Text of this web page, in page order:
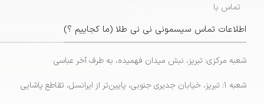
تماس با
اطلاعات تماس سیسمونی نی نی طلا (ما کجاییم ؟)
شعبه مرکزی: تبریز، نبش میدان فهمیده، به طرف آخر عباسی
شعبه 1: تبریز، خیابان جدیری جنوبی، پایین‌تر از ایرانسل، تقاطع پاشایی